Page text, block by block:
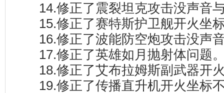
14.修正了震裂坦克攻击没声音
15.修正了赛特斯护卫舰开火坐
16.修正了波能防空炮攻击没声
17.修正了英雄如月抛射体问题
18.修正了艾布拉姆斯副武器开火
19.修正了传播直升机开火坐标